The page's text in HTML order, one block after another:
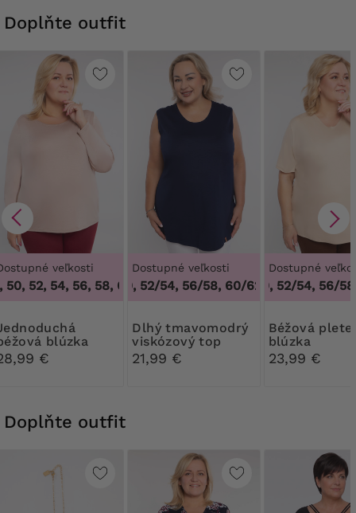
Doplňte outfit
veľkosti
52, 54, 56, 58, 60, 62, 64, 46, 48, 50, 52, 54, 56, 58,
blúzka
€
Dostupné veľkosti
48/50, 52/54, 56/58, 60/62, 48/50, 52/54,
Dlhý tmavomodrý
viskózový top
21,99 €
Dostupné
48/50, 52/54, 56/58,
Béžová pletená
blúzka
23,99 €
Doplňte outfit